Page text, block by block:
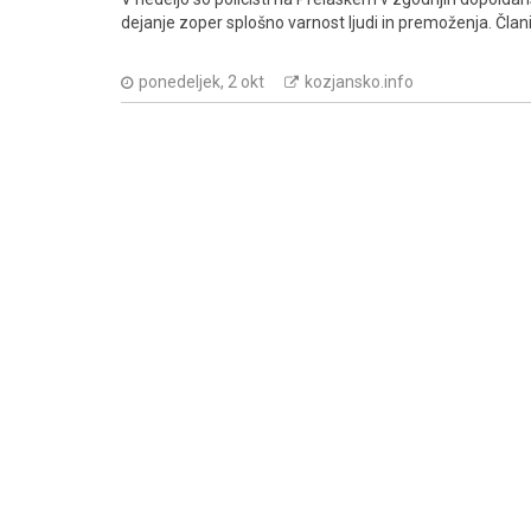
dejanje zoper splošno varnost ljudi in premoženja. Člani
ponedeljek, 2 okt kozjansko.info